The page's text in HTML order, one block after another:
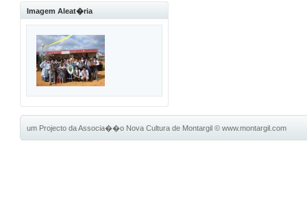
Imagem Aleat�ria
um Projecto da Associa��o Nova Cultura de Montargil©www.montargil.com